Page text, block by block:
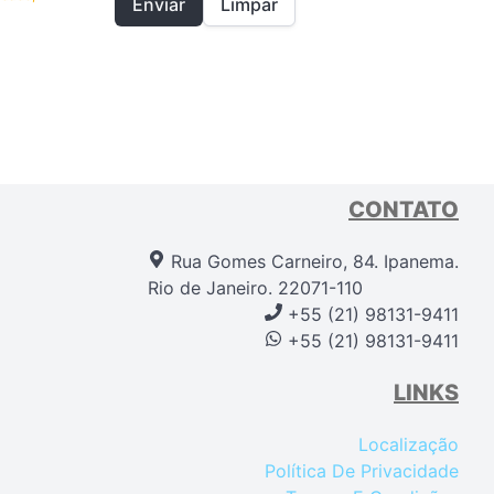
CONTATO
Rua Gomes Carneiro, 84. Ipanema.
Rio de Janeiro. 22071-110
+55 (21) 98131-9411
+55 (21) 98131-9411
LINKS
Localização
Política De Privacidade